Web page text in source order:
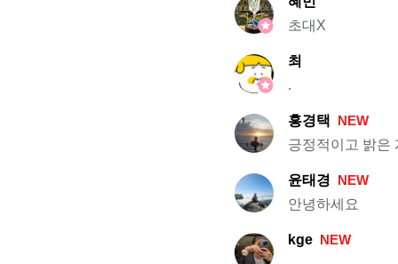
초대X
최
.
홍경택
NEW
긍정적이고 밝은
윤태경 NEW
안녕하세요
kge NEW